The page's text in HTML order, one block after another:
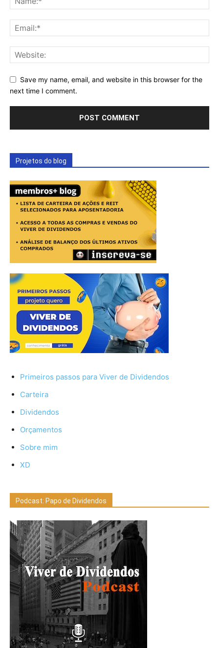
Save my name, email, and website in this browser for the
next time I comment.
Projetos do blog
Primeiros passos para Viver de Dividendos
Carteira
Dividendos
Orçamentos
Sobre mim
XD
Podcast: Papo de Dividendos